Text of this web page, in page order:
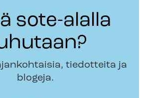
sote-alalla
tiedotteita ja
blogeja.